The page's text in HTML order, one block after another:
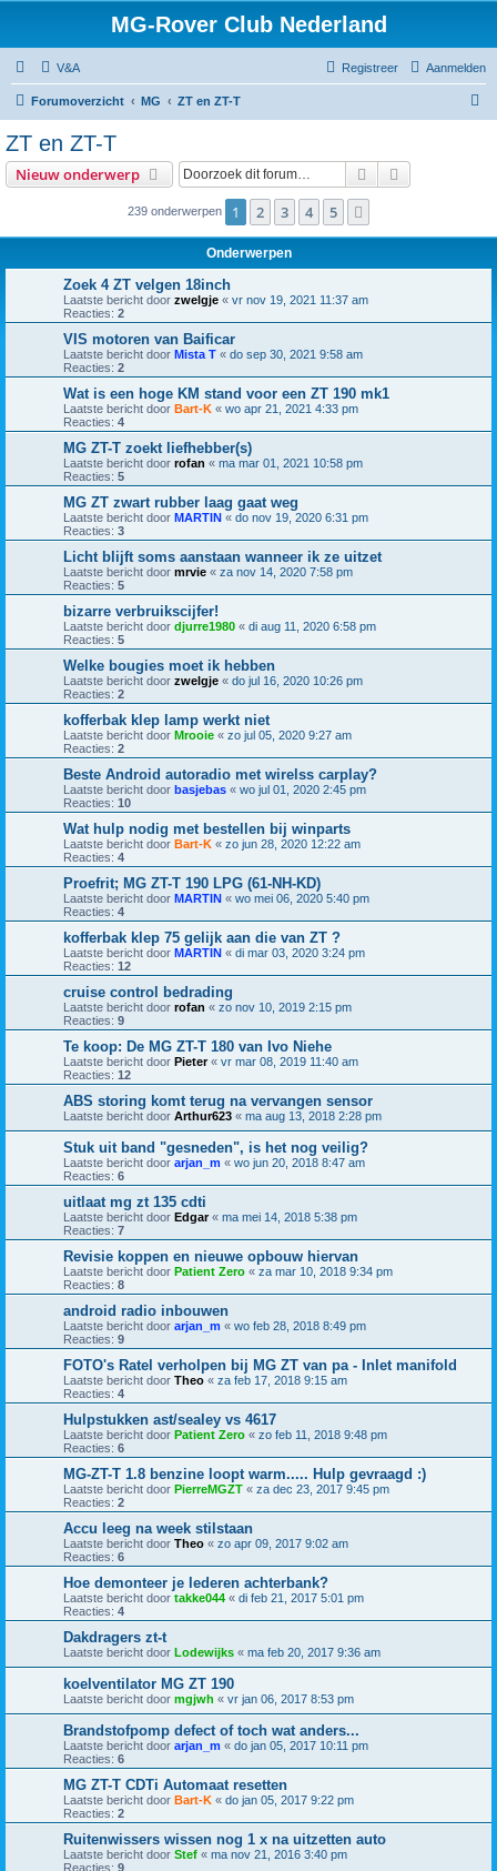
MG-Rover Club Nederland
V&A Aanmelden
Registreer
Forumoverzicht MG ZT en ZT-T
ZT en ZT-T
Nieuw onderwerp Zoek
239 onderwerpen 1 2 3 4 5
Onderwerpen
Zoek 4 ZT velgen 18inch
Laatste bericht door zwelgje « vr nov 19, 2021 11:37 am
Reacties: 2
VIS motoren van Baificar
Laatste bericht door Mista T « do sep 30, 2021 9:58 am
Reacties: 2
Wat is een hoge KM stand voor een ZT 190 mk1
Laatste bericht door Bart-K « wo apr 21, 2021 4:33 pm
Reacties: 4
MG ZT-T zoekt liefhebber(s)
Laatste bericht door rofan « ma mar 01, 2021 10:58 pm
Reacties: 5
MG ZT zwart rubber laag gaat weg
Laatste bericht door MARTIN « do nov 19, 2020 6:31 pm
Reacties: 3
Licht blijft soms aanstaan wanneer ik ze uitzet
Laatste bericht door mrvie « za nov 14, 2020 7:58 pm
Reacties: 5
bizarre verbruikscijfer!
Laatste bericht door djurre1980 « di aug 11, 2020 6:58 pm
Reacties: 5
Welke bougies moet ik hebben
Laatste bericht door zwelgje « do jul 16, 2020 10:26 pm
Reacties: 2
kofferbak klep lamp werkt niet
Laatste bericht door Mrooie « zo jul 05, 2020 9:27 am
Reacties: 2
Beste Android autoradio met wirelss carplay?
Laatste bericht door basjebas « wo jul 01, 2020 2:45 pm
Reacties: 10
Wat hulp nodig met bestellen bij winparts
Laatste bericht door Bart-K « zo jun 28, 2020 12:22 am
Reacties: 4
Proefrit; MG ZT-T 190 LPG (61-NH-KD)
Laatste bericht door MARTIN « wo mei 06, 2020 5:40 pm
Reacties: 4
kofferbak klep 75 gelijk aan die van ZT ?
Laatste bericht door MARTIN « di mar 03, 2020 3:24 pm
Reacties: 12
cruise control bedrading
Laatste bericht door rofan « zo nov 10, 2019 2:15 pm
Reacties: 9
Te koop: De MG ZT-T 180 van Ivo Niehe
Laatste bericht door Pieter« vr mar 08, 2019 11:40 am
Reacties: 12
ABS storing komt terug na vervangen sensor
Laatste bericht door Arthur623 « ma aug 13, 2018 2:28 pm
Stuk uit band "gesneden", is het nog veilig?
Laatste bericht door arjan_m « wo jun 20, 2018 8:47 am
Reacties: 6
uitlaat mg zt 135 cdti
Laatste bericht door Edgar« ma mei 14, 2018 5:38 pm
Reacties: 7
Revisie koppen en nieuwe opbouw hiervan
Laatste bericht door Patient Zero « za mar 10, 2018 9:34 pm
Reacties: 8
android radio inbouwen
Laatste bericht door arjan_m « wo feb 28, 2018 8:49 pm
Reacties: 9
FOTO's Ratel verholpen bij MG ZT van pa - Inlet manifold
Laatste bericht door Theo « za feb 17, 2018 9:15 am
Reacties: 4
Hulpstukken ast/sealey vs 4617
Laatste bericht door Patient Zero « zo feb 11, 2018 9:48 pm
Reacties: 6
MG-ZT-T 1.8 benzine loopt warm..... Hulp gevraagd :)
Laatste bericht door PierreMGZT « za dec 23, 2017 9:45 pm
Reacties: 2
Accu leeg na week stilstaan
Laatste bericht door Theo « zo apr 09, 2017 9:02 am
Reacties: 6
Hoe demonteer je lederen achterbank?
Laatste bericht door takke044 « di feb 21, 2017 5:01 pm
Reacties: 4
Dakdragers zt-t
Laatste bericht door Lodewijks « ma feb 20, 2017 9:36 am
koelventilator MG ZT 190
Laatste bericht door mgjwh « vr jan 06, 2017 8:53 pm
Brandstofpomp defect of toch wat anders...
Laatste bericht door arjan_m « do jan 05, 2017 10:11 pm
Reacties: 6
MG ZT-T CDTi Automaat resetten
Laatste bericht door Bart-K « do jan 05, 2017 9:22 pm
Reacties: 2
Ruitenwissers wissen nog 1 x na uitzetten auto
Laatste bericht door Stef « ma nov 21, 2016 3:40 pm
Reacties: 9